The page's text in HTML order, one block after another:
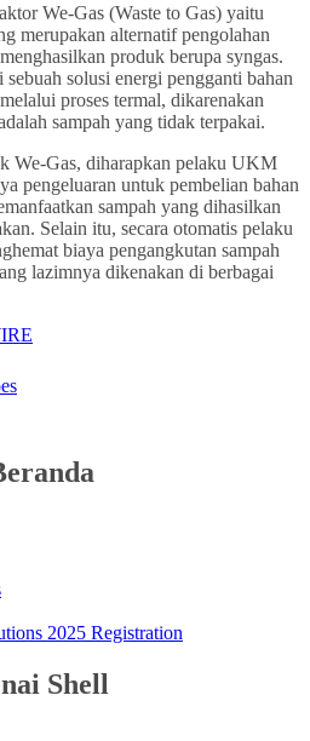
We-Gas (Waste to Gas) yaitu
merupakan alternatif pengolahan
produk berupa syngas.
solusi energi pengganti bahan
proses termal, dikarenakan
sampah yang tidak terpakai.
We-Gas, diharapkan pelaku UKM
pengeluaran untuk pembelian bahan
sampah yang dihasilkan
Selain itu, secara otomatis pelaku
biaya pengangkutan sampah
lazimnya dikenakan di berbagai
2025 Registration
Shell